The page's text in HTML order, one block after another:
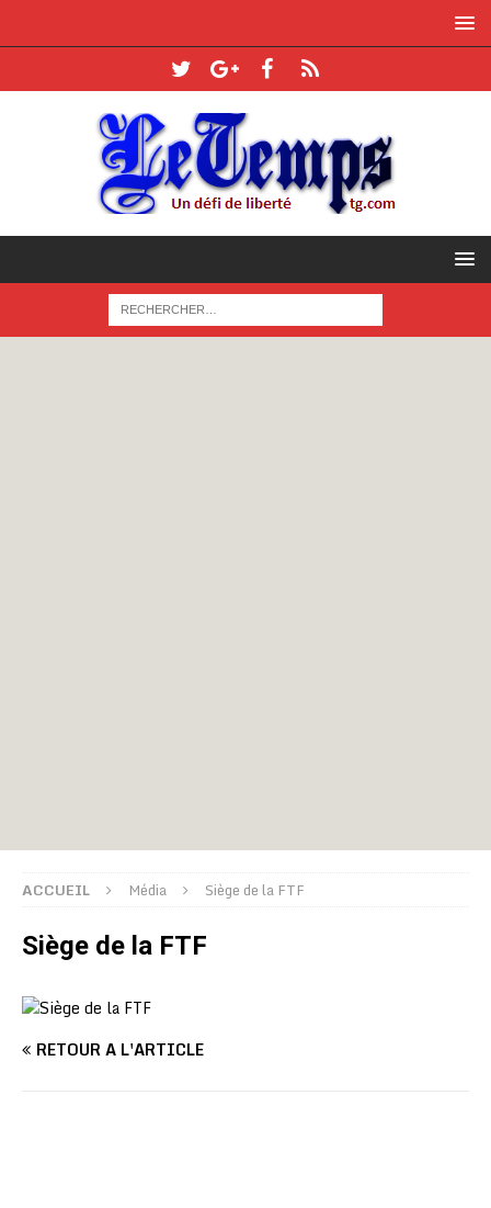
ACCUEIL Média Siège de la FTF
Siège de la FTF
RETOUR À L'ARTICLE